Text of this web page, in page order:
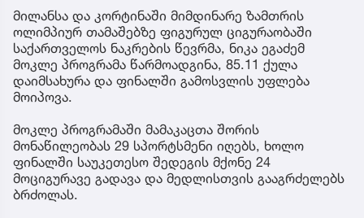
მეწყრის საფრთხე
მილანსა და კორტინაში მიმდინარე ზამთრის
ოლიმპიურ თამაშებზე ფიგურულ ციგურაობაში
საქართველოს ნაკრების წევრმა, ნიკა ეგაძემ
მოკლე პროგრამა წარმოადგინა, 85.11 ქულა
დაიმსახურა და ფინალში გამოსვლის უფლება
მოიპოვა.
მოკლე პროგრამაში მამაკაცთა შორის
მონაწილეობას 29 სპორტსმენი იღებს, ხოლო
ფინალში საუკეთესო შედეგის მქონე 24
მოციგურავე გადავა და მედლისთვის გააგრძელებს
ბრძოლას.